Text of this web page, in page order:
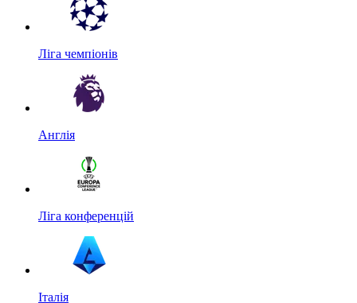
Ліга чемпіонів
Англія
Ліга конференцій
Італія